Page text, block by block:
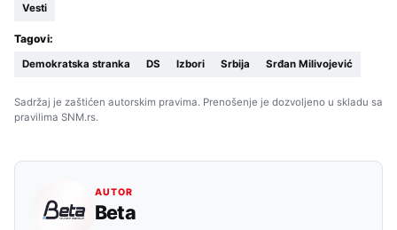
Vesti
Tagovi:
Demokratska stranka DS Izbori Srbija Srđan Milivojević
Sadržaj je zaštićen autorskim pravima. Prenošenje je dozvoljeno u skladu sa
pravilima SNM.rs.
AUTOR
Beta